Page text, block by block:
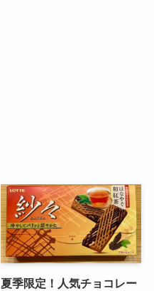
夏季限定！人気チョコレー